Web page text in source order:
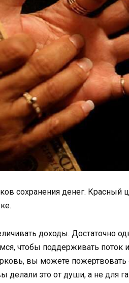
сохранения денег. Красный
доходы. Достаточно
чтобы поддерживать поток
вы можете
делали это от души, а не для